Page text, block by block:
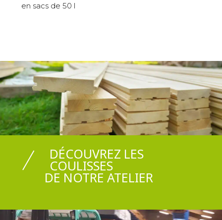
en sacs de 50 l
DÉCOUVREZ LES
COULISSES
DE NOTRE ATELIER